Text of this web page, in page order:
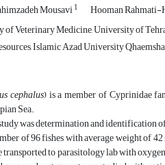
Mousavi1 Hooman Rahmati-
Veterinary Medicine, University of
Islamic Azad University
cephalus) is a member of Cyprinidae
Sea.
was determination and identification
of 96 fishes with average weight of
to parasitology lab with